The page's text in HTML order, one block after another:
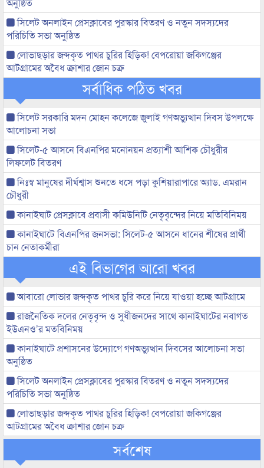
সিলেট অনলাইন প্রেসক্লাবের পুরস্কার বিতরণ ও নতুন সদস্যদের
পরিচিতি সভা অনুষ্ঠিত
লোভাছড়ার জব্দকৃত পাথর চুরির হিড়িক! বেপরোয়া জকিগঞ্জের
আটগ্রামের অবৈধ ক্রাশার জোন চক্র
সর্বাধিক পঠিত খবর
সিলেট সরকারি মদন মোহন কলেজে জুলাই গণঅভ্যুত্থান দিবস উপলক্ষে
আলোচনা সভা
সিলেট-৫ আসনে বিএনপির মনোনয়ন প্রত্যাশী আশিক চৌধুরীর
লিফলেট বিতরণ
নিঃস্ব মানুষের দীর্ঘশ্বাস শুনতে ধসে পড়া কুশিয়ারাপারে অ্যাড. এমরান
চৌধুরী
কানাইঘাট প্রেসক্লাবে প্রবাসী কমিউনিটি নেতৃবৃন্দের নিয়ে মতিবিনিময়
কানাইঘাটে বিএনপির জনসভা: সিলেট-৫ আসনে ধানের শীষের প্রার্থী
চান নেতাকর্মীরা
এই বিভাগের আরো খবর
আবারো লোভার জব্দকৃত পাথর চুরি করে নিয়ে যাওয়া হচ্ছে আটগ্রামে
রাজনৈতিক দলের নেতৃবৃন্দ ও সুধীজনদের সাথে কানাইঘাটের নবাগত
ইউএনও’র মতবিনিময়
কানাইঘাটে প্রশাসনের উদ্যোগে গণঅভ্যুত্থান দিবসের আলোচনা সভা
অনুষ্ঠিত
সিলেট অনলাইন প্রেসক্লাবের পুরস্কার বিতরণ ও নতুন সদস্যদের
পরিচিতি সভা অনুষ্ঠিত
লোভাছড়ার জব্দকৃত পাথর চুরির হিড়িক! বেপরোয়া জকিগঞ্জের
আটগ্রামের অবৈধ ক্রাশার জোন চক্র
সর্বশেষ